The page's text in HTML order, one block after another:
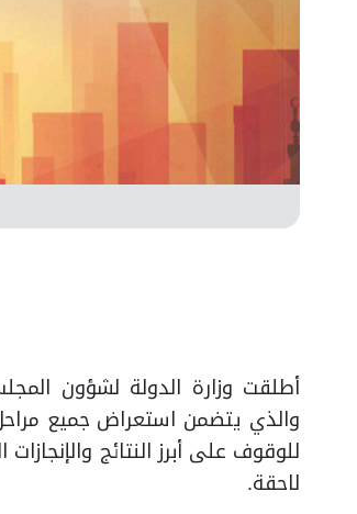
للوقوف على أبرز النتائج
لاحقة.